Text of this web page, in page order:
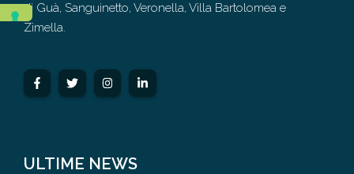
di Guà, Sanguinetto, Veronella, Villa Bartolomea e
Zimella.
ULTIME NEWS